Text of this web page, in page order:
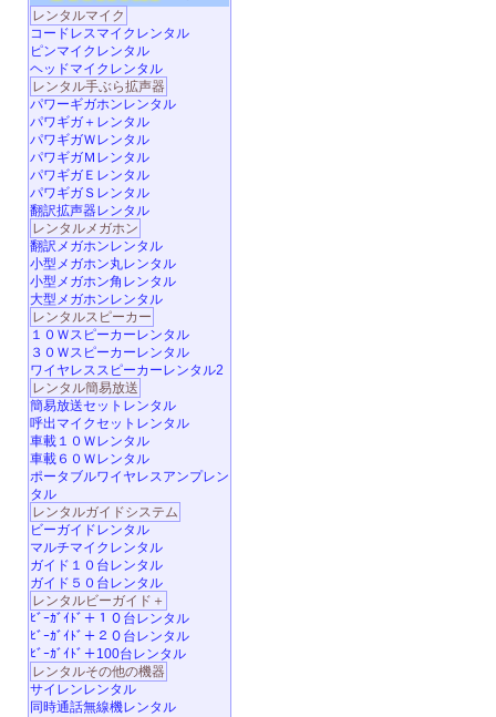
レンタルマイク
コードレスマイクレンタル
ピンマイクレンタル
ヘッドマイクレンタル
レンタル手ぶら拡声器
パワーギガホンレンタル
パワギガ＋レンタル
パワギガＷレンタル
パワギガＭレンタル
パワギガＥレンタル
パワギガＳレンタル
翻訳拡声器レンタル
レンタルメガホン
翻訳メガホンレンタル
小型メガホン丸レンタル
小型メガホン角レンタル
大型メガホンレンタル
レンタルスピーカー
１０Ｗスピーカーレンタル
３０Ｗスピーカーレンタル
ワイヤレススピーカーレンタル2
レンタル簡易放送
簡易放送セットレンタル
呼出マイクセットレンタル
車載１０Ｗレンタル
車載６０Ｗレンタル
ポータブルワイヤレスアンプレン
タル
レンタルガイドシステム
ビーガイドレンタル
マルチマイクレンタル
ガイド１０台レンタル
ガイド５０台レンタル
レンタルビーガイド＋
ﾋﾞｰｶﾞｲﾄﾞ＋１０台レンタル
ﾋﾞｰｶﾞｲﾄﾞ＋２０台レンタル
ﾋﾞｰｶﾞｲﾄﾞ＋100台レンタル
レンタルその他の機器
サイレンレンタル
同時通話無線機レンタル